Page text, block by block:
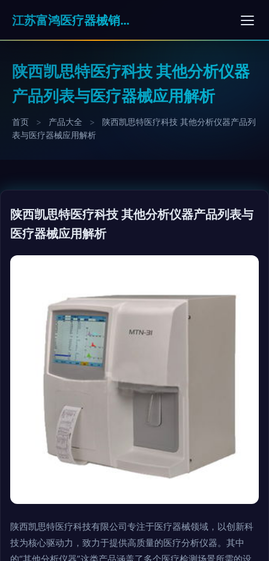
江苏富鸿医疗器械销售有限公司
陕西凯思特医疗科技 其他分析仪器
产品列表与医疗器械应用解析
首页 > 产品大全 >
陕西凯思特医疗科技 其他分析仪器产品列
表与医疗器械应用解析
陕西凯思特医疗科技 其他分析仪器产品列表与
医疗器械应用解析
陕西凯思特医疗科技有限公司专注于医疗器械领域，以创新科
技为核心驱动力，致力于提供高质量的医疗分析仪器。其中